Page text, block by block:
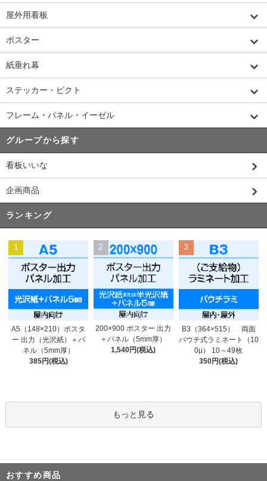
屋外用看板
ポスター
紙垂れ幕
ステッカー・ピクト
フレーム・パネル・イーゼル
グループから探す
看板いいな
企画商品
ランキング
1
A5（148×210）ポスタ
ー 出力（光沢紙）＋パ
ネル（5mm厚）
385円(税込)
2
200×900 ポスター 出力
＋パネル（5mm厚）
1,540円(税込)
3
B3（364×515） 両面
パウチ式ラミネート（10
0μ） 10～49枚
350円(税込)
もっと見る
おすすめ商品